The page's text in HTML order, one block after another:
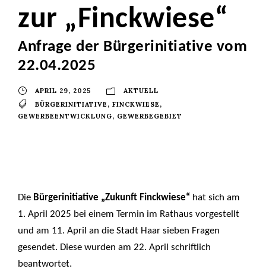
zur „Finckwiese“
Anfrage der Bürgerinitiative vom
22.04.2025
APRIL 29, 2025
AKTUELL
BÜRGERINITIATIVE , FINCKWIESE ,
GEWERBEENTWICKLUNG, GEWERBEGEBIET
Die Bürgerinitiative „Zukunft Finckwiese“ hat sich am
1. April 2025 bei einem Termin im Rathaus vorgestellt
und am 11. April an die Stadt Haar sieben Fragen
gesendet. Diese wurden am 22. April schriftlich
beantwortet.